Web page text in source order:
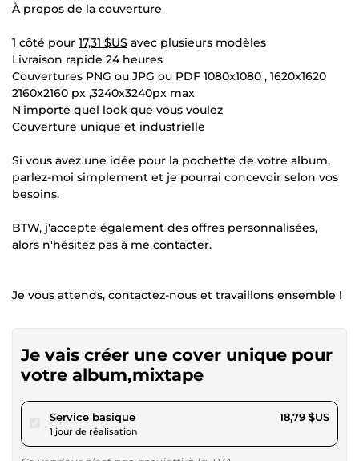
À propos de la couverture
1 côté pour 17,31 $US avec plusieurs modèles
Livraison rapide 24 heures
Couvertures PNG ou JPG ou PDF 1080x1080 , 1620x1620
2160x2160 px ,3240x3240px max
N'importe quel look que vous voulez
Couverture unique et industrielle
Si vous avez une idée pour la pochette de votre album,
parlez-moi simplement et je pourrai concevoir selon vos
besoins.
BTW, j'accepte également des offres personnalisées,
alors n'hésitez pas à me contacter.
Je vous attends, contactez-nous et travaillons ensemble !
Je vais créer une cover unique pour
votre album,mixtape
Service basiquepour 17,31 $US
1 jour de réalisation
18,79 $US